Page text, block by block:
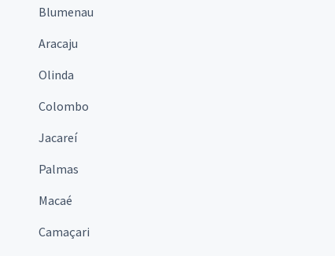
Blumenau
Aracaju
Olinda
Colombo
Jacareí
Palmas
Macaé
Camaçari